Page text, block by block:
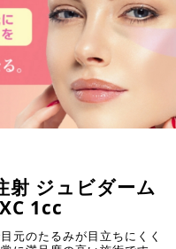
射 ジュビダーム
1cc
元のたるみが目立ちにくく